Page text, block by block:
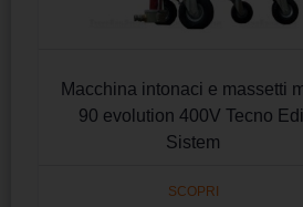
Macchina intonaci e massetti
90 evolution 400V Tecno Edil
Sistem
SCOPRI